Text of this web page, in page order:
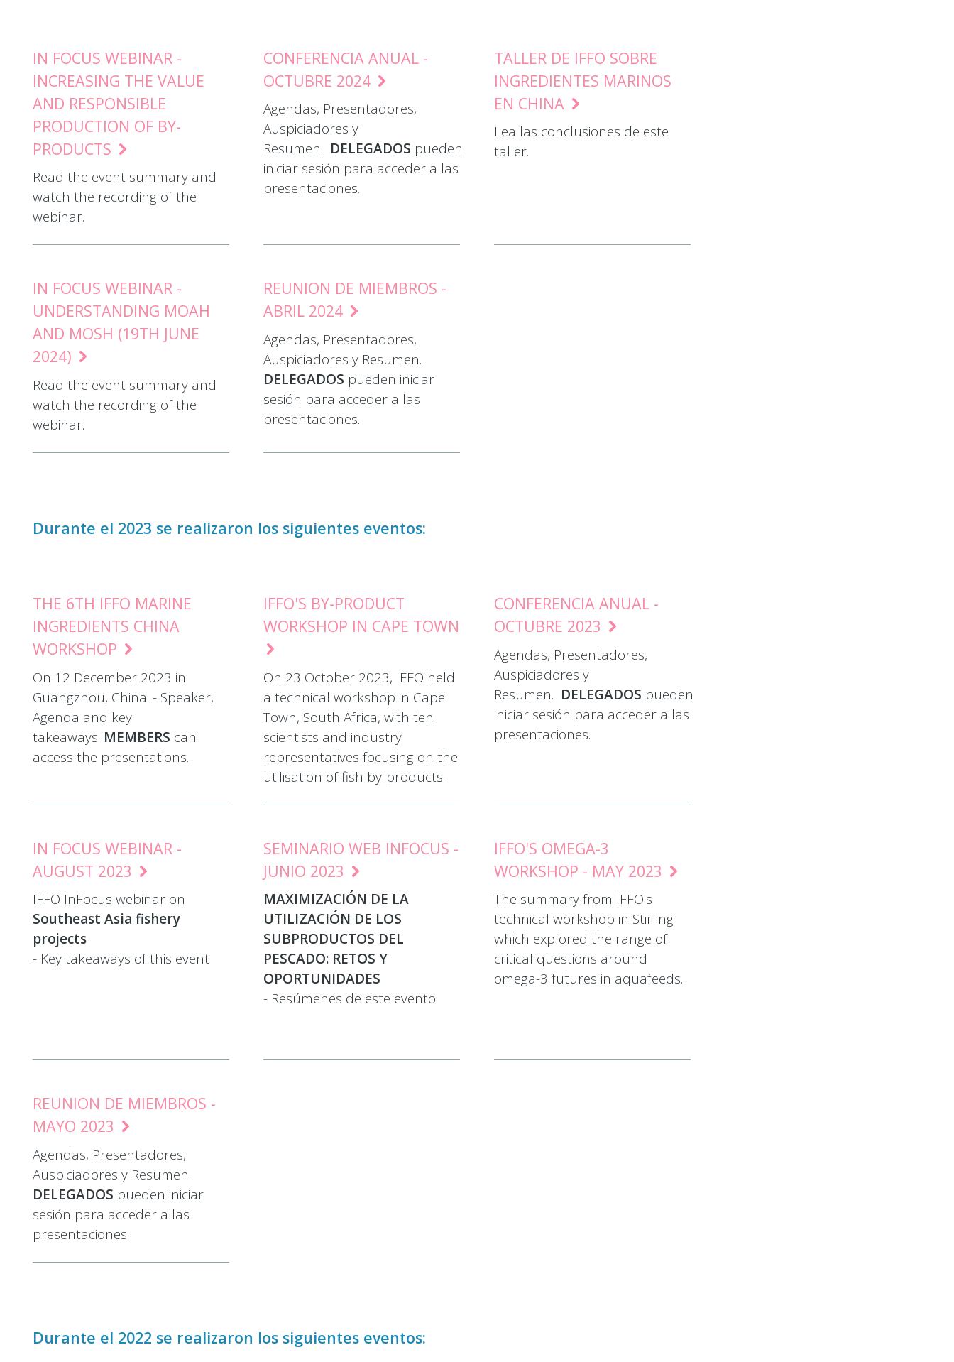
IN FOCUS WEBINAR -
INCREASING THE VALUE
AND RESPONSIBLE
PRODUCTION OF BY-
PRODUCTS
Read the event summary and
watch the recording of the
webinar.
CONFERENCIA ANUAL -
OCTUBRE 2024
Agendas, Presentadores,
Auspiciadores y
Resumen. DELEGADOS pueden
iniciar sesión para acceder a las
presentaciones.
TALLER DE IFFO SOBRE
INGREDIENTES MARINOS
EN CHINA
Lea las conclusiones de este
taller.
IN FOCUS WEBINAR -
UNDERSTANDING MOAH
AND MOSH (19TH JUNE
2024)
Read the event summary and
watch the recording of the
webinar.
REUNION DE MIEMBROS -
ABRIL 2024
Agendas, Presentadores,
Auspiciadores y Resumen.
DELEGADOS pueden iniciar
sesión para acceder a las
presentaciones.
Durante el 2023 se realizaron los siguientes eventos:
THE 6TH IFFO MARINE
INGREDIENTS CHINA
WORKSHOP
On 12 December 2023 in
Guangzhou, China. - Speaker,
Agenda and key
takeaways. MEMBERS can
access the presentations.
IFFO'S BY-PRODUCT
WORKSHOP IN CAPE TOWN
On 23 October 2023, IFFO held
a technical workshop in Cape
Town, South Africa, with ten
scientists and industry
representatives focusing on the
utilisation of fish by-products.
CONFERENCIA ANUAL -
OCTUBRE 2023
Agendas, Presentadores,
Auspiciadores y
Resumen. DELEGADOS pueden
iniciar sesión para acceder a las
presentaciones.
IN FOCUS WEBINAR -
AUGUST 2023
IFFO InFocus webinar on
Southeast Asia fishery
projects
- Key takeaways of this event
SEMINARIO WEB INFOCUS -
JUNIO 2023
MAXIMIZACIÓN DE LA
UTILIZACIÓN DE LOS
SUBPRODUCTOS DEL
PESCADO: RETOS Y
OPORTUNIDADES
- Resúmenes de este evento
IFFO'S OMEGA-3
WORKSHOP - MAY 2023
The summary from IFFO's
technical workshop in Stirling
which explored the range of
critical questions around
omega-3 futures in aquafeeds.
REUNION DE MIEMBROS -
MAYO 2023
Agendas, Presentadores,
Auspiciadores y Resumen.
DELEGADOS pueden iniciar
sesión para acceder a las
presentaciones.
Durante el 2022 se realizaron los siguientes eventos: